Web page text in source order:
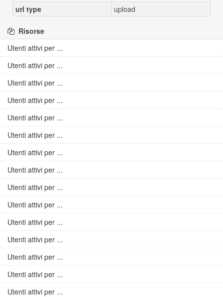
url type
upload
Risorse
Utenti attivi per ...
Utenti attivi per ...
Utenti attivi per ...
Utenti attivi per ...
Utenti attivi per ...
Utenti attivi per ...
Utenti attivi per ...
Utenti attivi per ...
Utenti attivi per ...
Utenti attivi per ...
Utenti attivi per ...
Utenti attivi per ...
Utenti attivi per ...
Utenti attivi per ...
Utenti attivi per ...